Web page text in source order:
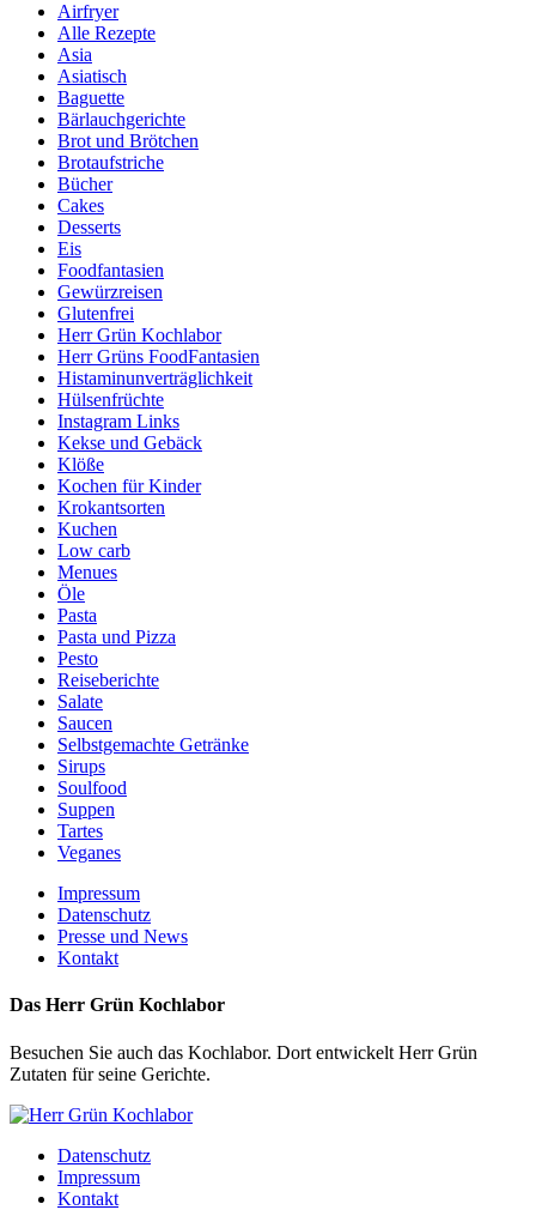
Airfryer
Alle Rezepte
Asia
Asiatisch
Baguette
Bärlauchgerichte
Brot und Brötchen
Brotaufstriche
Bücher
Cakes
Desserts
Eis
Foodfantasien
Gewürzreisen
Glutenfrei
Herr Grün Kochlabor
Herr Grüns FoodFantasien
Histaminunverträglichkeit
Hülsenfrüchte
Instagram Links
Kekse und Gebäck
Klöße
Kochen für Kinder
Krokantsorten
Kuchen
Low carb
Menues
Öle
Pasta
Pasta und Pizza
Pesto
Reiseberichte
Salate
Saucen
Selbstgemachte Getränke
Sirups
Soulfood
Suppen
Tartes
Veganes
Impressum
Datenschutz
Presse und News
Kontakt
Das Herr Grün Kochlabor
Besuchen Sie auch das Kochlabor. Dort entwickelt Herr Grün
Zutaten für seine Gerichte.
Datenschutz
Impressum
Kontakt